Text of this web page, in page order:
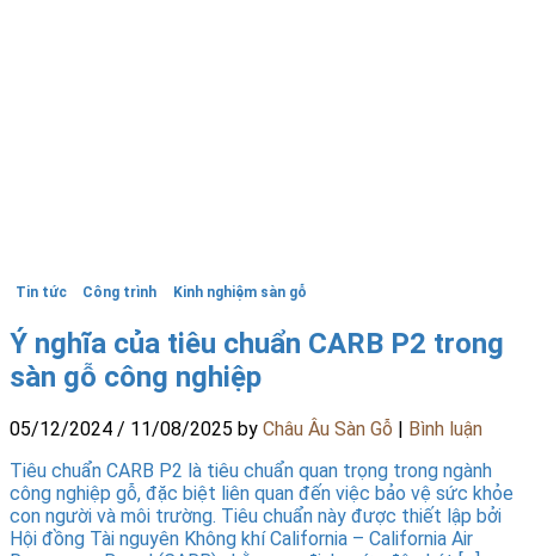
Tin tức Công trình Kinh nghiệm sàn gỗ
Ý nghĩa của tiêu chuẩn CARB P2 trong
sàn gỗ công nghiệp
05/12/2024 / 11/08/2025 by Châu Âu Sàn Gỗ | Bình luận
Tiêu chuẩn CARB P2 là tiêu chuẩn quan trọng trong ngành
công nghiệp gỗ, đặc biệt liên quan đến việc bảo vệ sức khỏe
con người và môi trường. Tiêu chuẩn này được thiết lập bởi
Hội đồng Tài nguyên Không khí California – California Air